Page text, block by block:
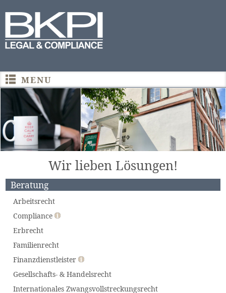
Wir lieben Lösungen!
Beratung
Arbeitsrecht
Compliance
Erbrecht
Familienrecht
Finanzdienstleister
Gesellschafts- & Handelsrecht
Internationales Zwangsvollstreckungsrecht